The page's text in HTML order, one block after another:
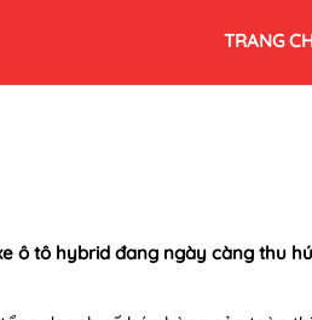
TRANG
ô tô hybrid đang ngày càng thu